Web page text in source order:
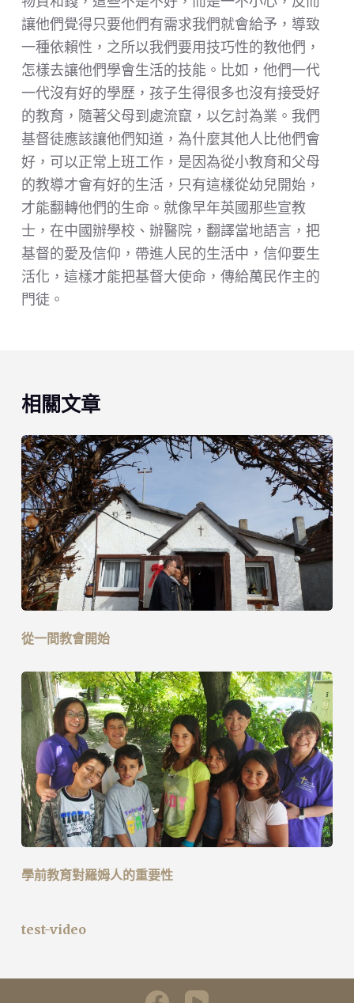
讓他們覺得只要他們有需求我們就會給予，導致
一種依賴性，之所以我們要用技巧性的教他們，
怎樣去讓他們學會生活的技能。比如，他們一代
一代沒有好的學歷，孩子生得很多也沒有接受好
的教育，隨著父母到處流竄，以乞討為業。我們
基督徒應該讓他們知道，為什麼其他人比他們會
好，可以正常上班工作，是因為從小教育和父母
的教導才會有好的生活，只有這樣從幼兒開始，
才能翻轉他們的生命。就像早年英國那些宣教
士，在中國辦學校、辦醫院，翻譯當地語言，把
基督的愛及信仰，帶進人民的生活中，信仰要生
活化，這樣才能把基督大使命，傳給萬民作主的
門徒。
相關文章
從一間教會開始
學前教育對羅姆人的重要性
test-video